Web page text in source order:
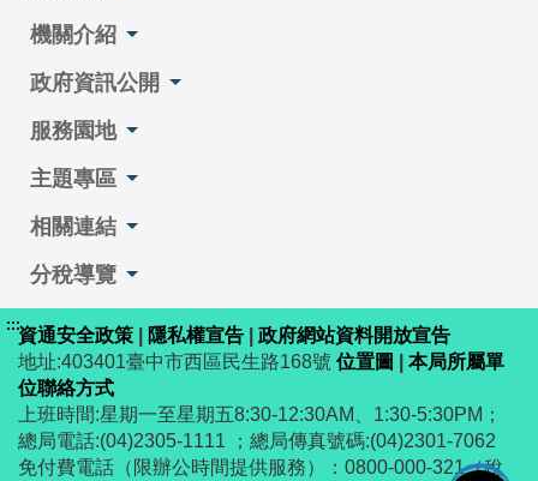
機關介紹
政府資訊公開
服務園地
主題專區
相關連結
分稅導覽
:::資通安全政策 隱私權宣告
政府網站資料開放宣告
地址:403401臺中市西區民生路168號 位置圖
本局所屬單
位聯絡方式
上班時間:星期一至星期五8:30-12:30AM、1:30-5:30PM；
總局電話:(04)2305-1111 ；總局傳真號碼:(04)2301-7062
免付費電話（限辦公時間提供服務）：0800-000-321（稅